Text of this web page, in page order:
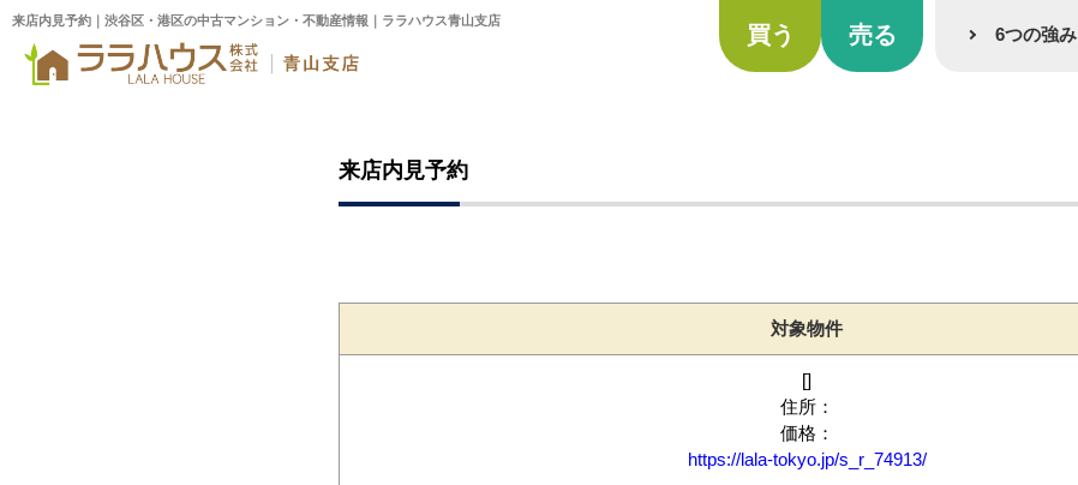
来店内見予約｜渋谷区・港区の中古マンション・不動産情報｜ララハウス青山支店
買う 売る 6つの強み
来店内見予約
対象物件
[]
住所：
価格：
https://lala-tokyo.jp/s_r_74913/